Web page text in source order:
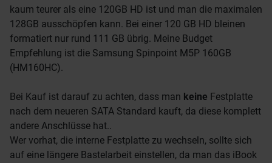
kaum teurer als eine 120GB HD ist und man die maximalen
128GB ausschöpfen kann. Bei einer 120 GB HD bleinen
formatiert nur rund 111 GB übrig. Meine Budget
Empfehlung ist die Samsung Spinpoint M5P 160GB
(HM160HC).
Bei Kauf ist darauf zu achten, dass man keine Festplatte
nach dem neueren SATA Standard kauft, da diese komplett
andere Anschlüsse hat..
Wer vorhat, die interne Festplatte zu wechseln, sollte sich
auf eine längere Bastelarbeit einstellen, da man das iBook